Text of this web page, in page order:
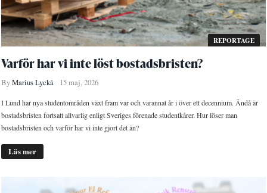
REPORTAGE
Varför har vi inte löst bostadsbristen?
ByMarius Lyckå 15 maj, 2026
I Lund har nya studentområden växt fram var och varannat år i över ett decennium. Ändå är
bostadsbristen fortsatt allvarlig enligt Sveriges förenade studentkårer. Hur löser man
bostadsbristen och varför har vi inte gjort det än?
Läs mer